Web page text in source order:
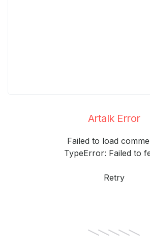
Artalk Error
Failed to load
TypeError: Failed to
Retry